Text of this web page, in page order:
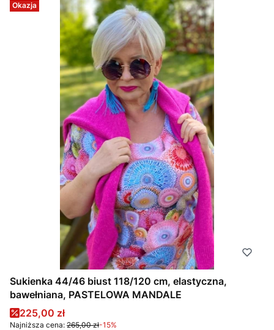
Okazja
Sukienka 44/46 biust 118/120 cm, elastyczna,
bawełniana, PASTELOWA MANDALE
Cena promocyjna
225,00 zł
Najniższa cena: 265,00 zł-15%